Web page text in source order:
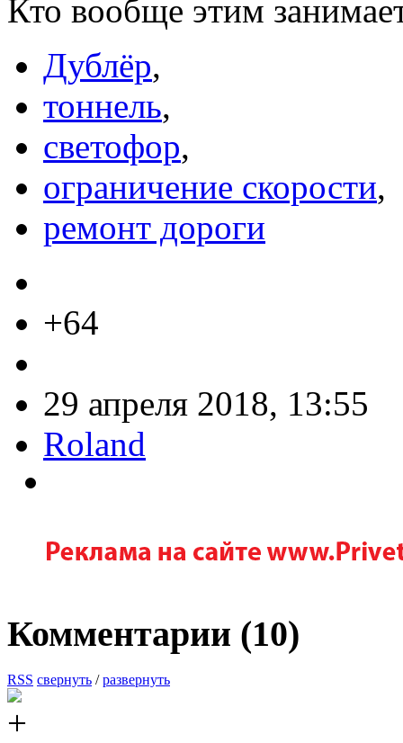
Кто вообще этим
Дублёр,
тоннель,
светофор,
ограничение скорости,
ремонт дороги
+64
29 апреля 2018, 13:55
Roland
Комментарии (10)
RSS свернуть /развернуть